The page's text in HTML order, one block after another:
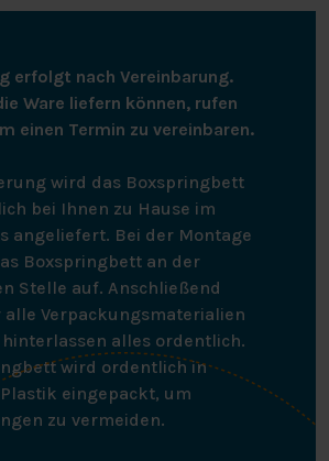
erfolgt nach Vereinbarung.
Ware liefern können, rufen
einen Termin zu vereinbaren.
wird das Boxspringbett
bei Ihnen zu Hause im
angeliefert. Bei der Montage
Boxspringbett an der
Stelle auf. Anschließend
alle Verpackungsmaterialien
alles ordentlich.
wird ordentlich in
eingepackt, um
zu vermeiden.